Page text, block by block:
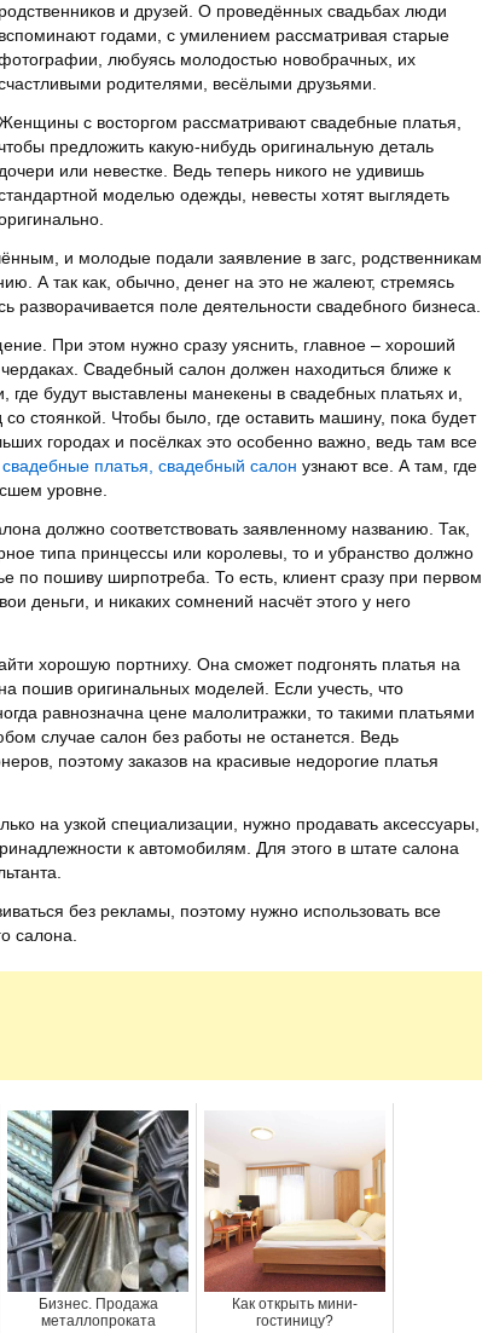
родственников и друзей. О проведённых свадьбах люди
вспоминают годами, с умилением рассматривая старые
любуясь молодостью новобрачных, их
родителями, весёлыми друзьями.
с восторгом рассматривают свадебные платья,
предложить какую-нибудь оригинальную деталь
дочери или невестке. Ведь теперь никого не удивишь
моделью одежды, невесты хотят выглядеть
и молодые подали заявление в загс, родственникам
А так как, обычно, денег на это не жалеют, стремясь
разворачивается поле деятельности свадебного бизнеса.
При этом нужно сразу уяснить, главное – хороший
Свадебный салон должен находиться ближе к
будут выставлены манекены в свадебных платьях и,
стоянкой. Чтобы было, где оставить машину, пока будет
городах и посёлках это особенно важно, ведь там все
свадебные платья, свадебный салон узнают все. А там, где
уровне.
должно соответствовать заявленному названию. Так,
типа принцессы или королевы, то и убранство должно
по пошиву ширпотреба. То есть, клиент сразу при первом
деньги, и никаких сомнений насчёт этого у него
хорошую портниху. Она сможет подгонять платья на
пошив оригинальных моделей. Если учесть, что
равнозначна цене малолитражки, то такими платьями
случае салон без работы не останется. Ведь
поэтому заказов на красивые недорогие платья
на узкой специализации, нужно продавать аксессуары,
к автомобилям. Для этого в штате салона
без рекламы, поэтому нужно использовать все
салона.
Бизнес. Продажа
металлопроката
Как открыть мини-
гостиницу?